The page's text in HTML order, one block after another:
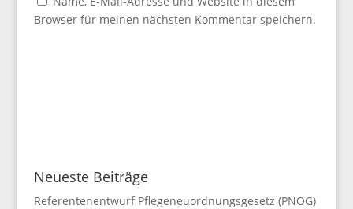
Browser für meinen nächsten Kommentar speichern.
Neueste Beiträge
Referentenentwurf Pflegeneuordnungsgesetz (PNOG)